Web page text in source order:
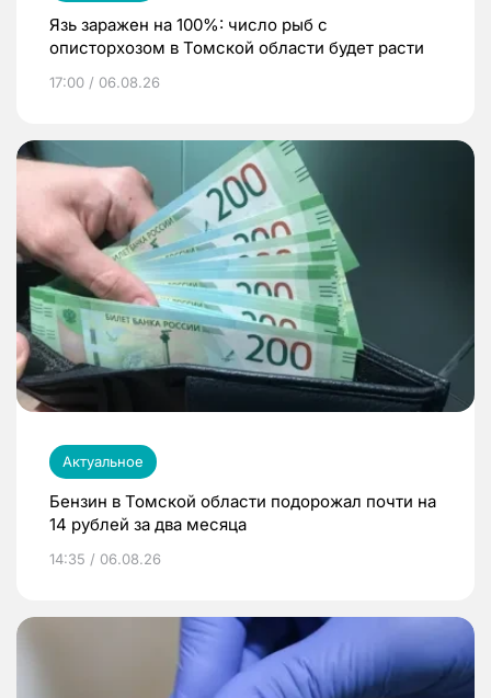
Язь заражен на 100%: число рыб с
описторхозом в Томской области будет расти
17:00 / 06.08.26
Актуальное
Бензин в Томской области подорожал почти на
14 рублей за два месяца
14:35 / 06.08.26